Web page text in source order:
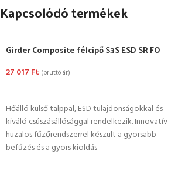
Kapcsolódó termékek
Girder Composite félcipő S3S ESD SR FO
27 017 Ft (bruttó ár)
Hőálló külső talppal, ESD tulajdonságokkal és
kiváló csúszásállósággal rendelkezik. Innovatív
huzalos fűzőrendszerrel készült a gyorsabb
befűzés és a gyors kioldás